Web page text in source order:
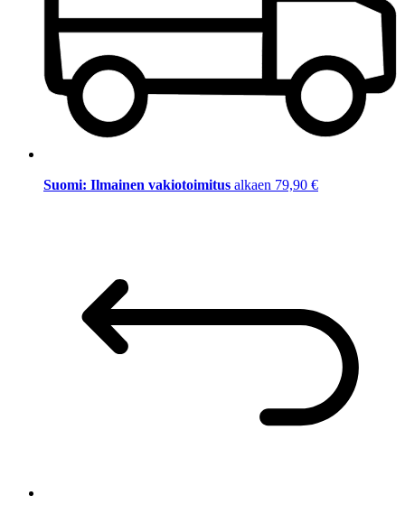
Suomi: Ilmainen vakiotoimitus alkaen 79,90 €